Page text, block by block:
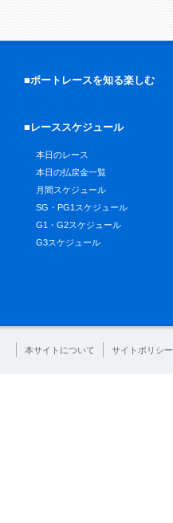
■ボートレースを知る楽しむ
■レーススケジュール
本日のレース
本日の払戻金一覧
月間スケジュール
SG・PG1スケジュール
G1・G2スケジュール
G3スケジュール
本サイトについて サイトポリシー